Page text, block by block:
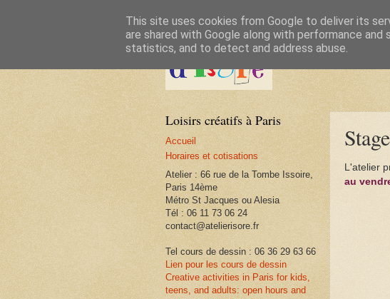
L'atelier
au
Loisirs créatifs à Paris
Accueil
Horaires et cotisations
Atelier : 66 rue de la Tombe Issoire,
Paris 14ème
Métro St Jacques ou Alesia
Tél : 06 11 73 06 24
contact@atelierisore.fr
Tel cours de dessin : 06 36 29 63 66
Lien pour les cours de dessin
Creative activities in Paris for kids,
teens, and adults: open hours and
This site uses cookies from Google to deliver its
are shared with Google along with performance
statistics, and to detect and address abuse.